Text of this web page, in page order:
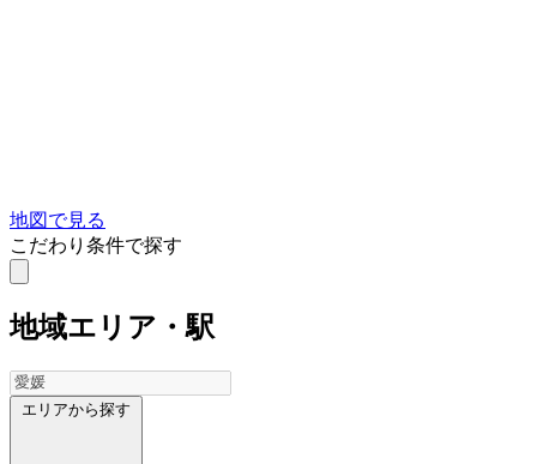
地図で見る
こだわり条件で探す
地域エリア・駅
エリアから探す